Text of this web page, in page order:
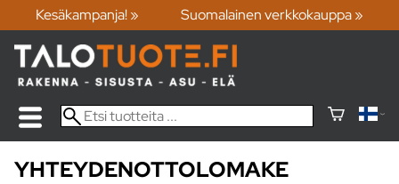
Kesäkampanja! » Suomalainen verkkokauppa »
YHTEYDENOTTOLOMAKE